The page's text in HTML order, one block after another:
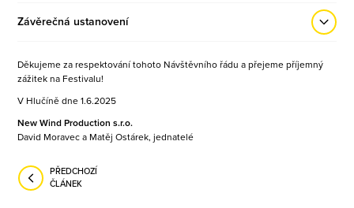
Závěrečná ustanovení
Děkujeme za respektování tohoto Návštěvního řádu a přejeme příjemný
zážitek na Festivalu!
V Hlučíně dne 1.6.2025
New Wind Production s.r.o.
David Moravec a Matěj Ostárek, jednatelé
PŘEDCHOZÍ
ČLÁNEK